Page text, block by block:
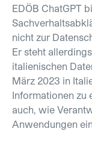
EDÖB ChatGPT
nicht zur
Er steht
italienischen
März 2023 in
Informationen zu
auch, wie
Anwendungen